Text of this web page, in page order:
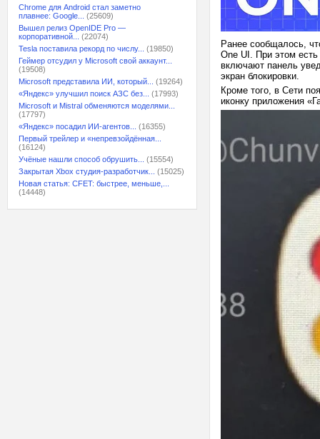
Chrome для Android стал заметно
плавнее: Google...
(25609)
Вышел релиз OpenIDE Pro —
корпоративной...
(22074)
Tesla поставила рекорд по числу...
(19850)
Геймер отсудил у Microsoft свой аккаунт...
(19508)
Microsoft представила ИИ, который...
(19264)
«Яндекс» улучшил поиск АЗС без...
(17993)
Microsoft и Mistral обменяются моделями...
(17797)
«Яндекс» посадил ИИ-агентов...
(16355)
Первый трейлер и «непревзойдённая...
(16124)
Учёные нашли способ обрушить...
(15554)
Закрытая Xbox студия-разработчик...
(15025)
Новая статья: CFET: быстрее, меньше,...
(14448)
Ранее сообщалось,
One UI. При этом
включают панель
экран блокировки.
Кроме того, в Сети
иконку приложения